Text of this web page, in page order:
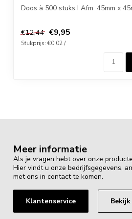
Doos à 500 stuks I Afm. 45mm x
€12,44 €9,95
Stukprijs: €0,02 /
Meer informatie
Als je vragen hebt over onze
Hier vindt u onze bedrijfsgegevens,
met ons in contact te komen.
Klantenservice